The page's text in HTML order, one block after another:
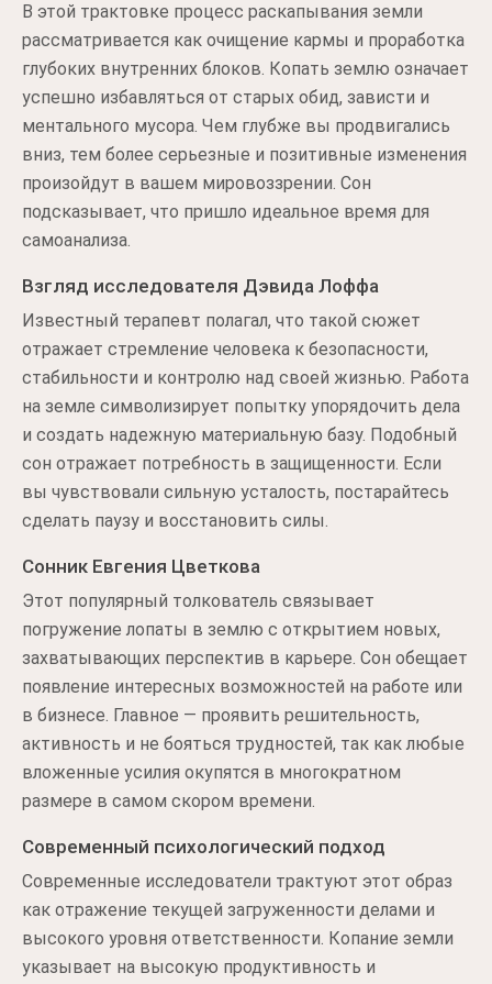
В этой трактовке процесс раскапывания земли
рассматривается как очищение кармы и проработка
глубоких внутренних блоков. Копать землю означает
успешно избавляться от старых обид, зависти и
ментального мусора. Чем глубже вы продвигались
вниз, тем более серьезные и позитивные изменения
произойдут в вашем мировоззрении. Сон
подсказывает, что пришло идеальное время для
самоанализа.
Взгляд исследователя Дэвида Лоффа
Известный терапевт полагал, что такой сюжет
отражает стремление человека к безопасности,
стабильности и контролю над своей жизнью. Работа
на земле символизирует попытку упорядочить дела
и создать надежную материальную базу. Подобный
сон отражает потребность в защищенности. Если
вы чувствовали сильную усталость, постарайтесь
сделать паузу и восстановить силы.
Сонник Евгения Цветкова
Этот популярный толкователь связывает
погружение лопаты в землю с открытием новых,
захватывающих перспектив в карьере. Сон обещает
появление интересных возможностей на работе или
в бизнесе. Главное — проявить решительность,
активность и не бояться трудностей, так как любые
вложенные усилия окупятся в многократном
размере в самом скором времени.
Современный психологический подход
Современные исследователи трактуют этот образ
как отражение текущей загруженности делами и
высокого уровня ответственности. Копание земли
указывает на высокую продуктивность и